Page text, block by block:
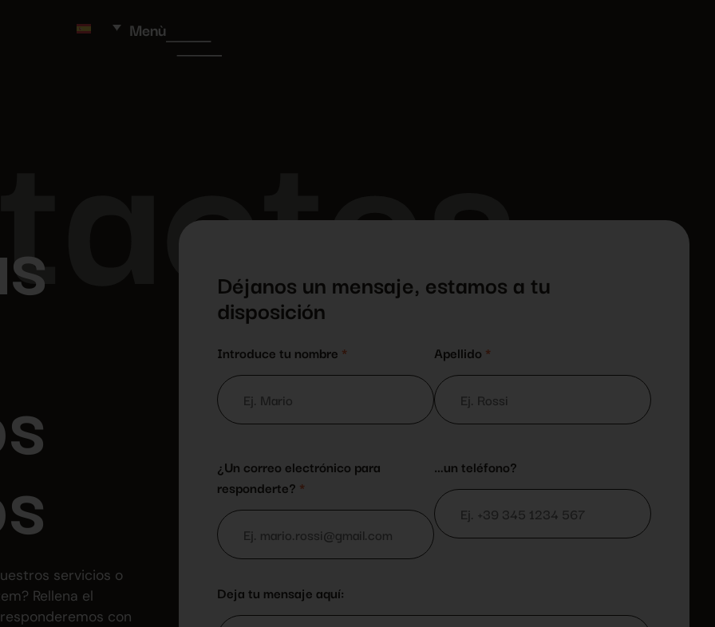
Menù
servicios o
Rellena el
con
Déjanos un mensaje, estamos a tu
disposición
Introduce tu nombre * Apellido *
¿Un correo electrónico para
responderte? *
…un teléfono?
Deja tu mensaje aquí: